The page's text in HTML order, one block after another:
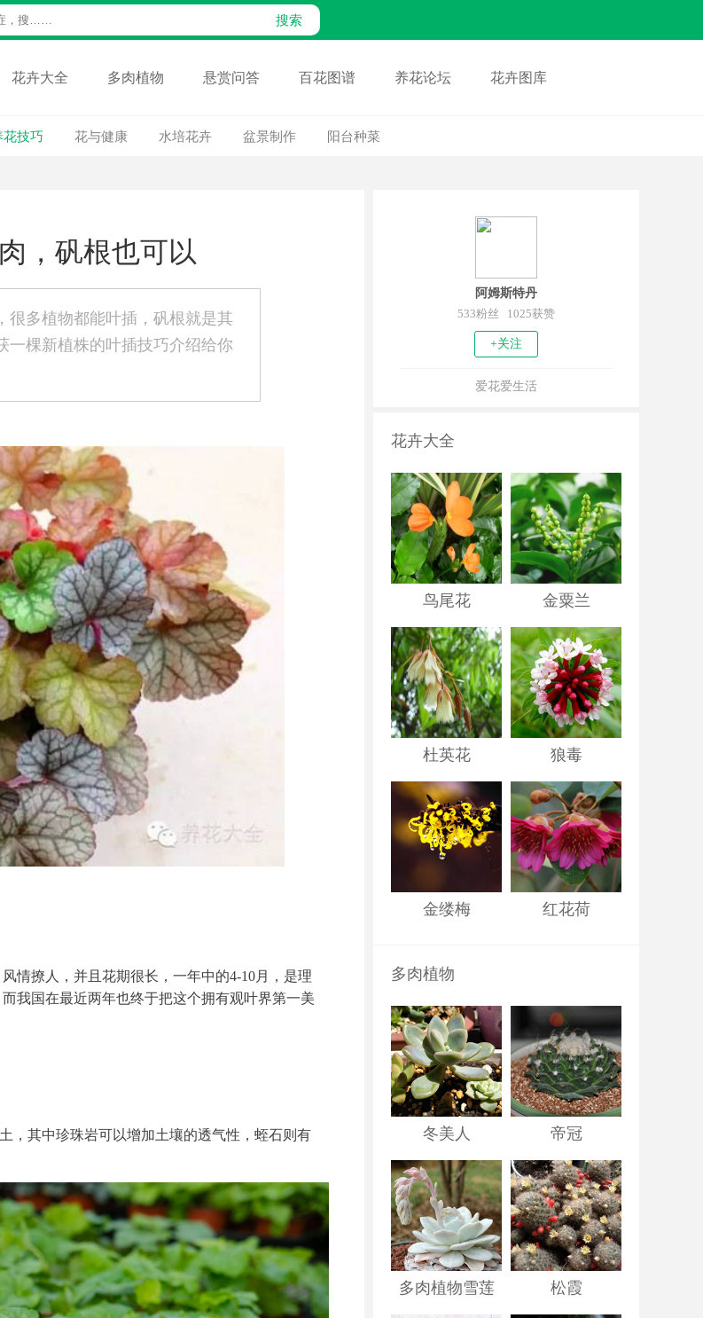
花卉大全 多肉植物 悬赏问答 百花图谱 养花论坛 花卉图库
花技巧 花与健康 水培花卉 盆景制作 阳台种菜
，矾根也可以
很多植物都能叶插，矾根就是其
一棵新植株的叶插技巧介绍给你
情撩人，并且花期很长，一年中的4-10月，是理
我国在最近两年也终于把这个拥有观叶界第一美
，其中珍珠岩可以增加土壤的透气性，蛭石则有
阿姆斯特丹
533粉丝 1025获赞
+关注
爱花爱生活
花卉大全
鸟尾花 金粟兰
杜英花 狼毒
金缕梅 红花荷
多肉植物
冬美人 帝冠
多肉植物雪莲 松霞